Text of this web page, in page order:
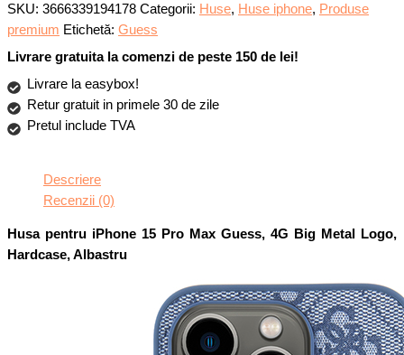
SKU: 3666339194178 Categorii: Huse, Huse iphone, Produse
premium Etichetă: Guess
Livrare gratuita la comenzi de peste 150 de lei!
Livrare la easybox!
Retur gratuit in primele 30 de zile
Pretul include TVA
Descriere
Recenzii (0)
Husa pentru iPhone 15 Pro Max Guess, 4G Big Metal Logo,
Hardcase, Albastru